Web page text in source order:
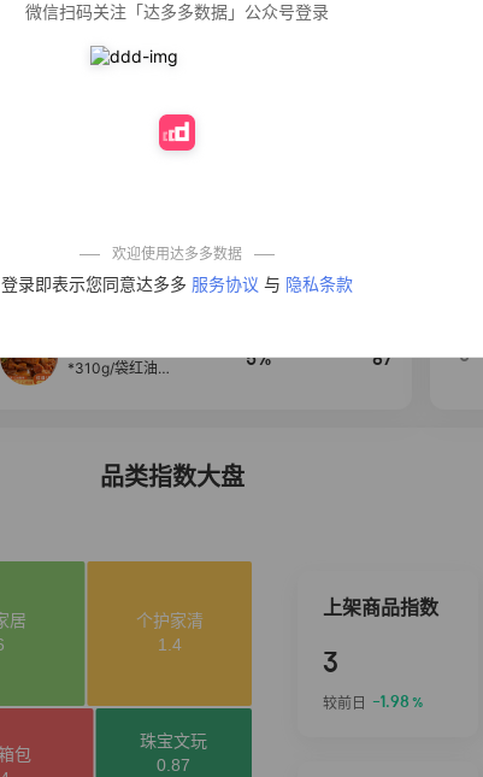
微信扫码关注「达多多数据」公众号登录
欢迎使用达多多数据
登录即表示您同意达多多 服务协议 与 隐私条款
法式气质温柔风
女设计感小众秋
衣粉轻松搓洗去
污渍除菌除螨3倍
巧卡盒卡套
【试吃两包】松
茸红烧酱汁红烧
40%
*310g/袋红油麻
5% 87 5
品类指数大盘
上架商品指数
3
较前日 -1.98 %